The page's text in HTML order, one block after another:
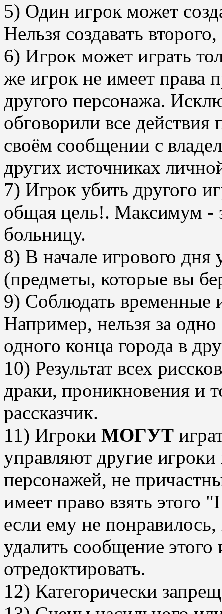
5) Один игрок может
Нельзя создавать
6) Игрок может играть
же игрок не имеет права
другого персонажа.
обговорили все действия
своём сообщении с
других источниках
7) Игрок убить другого
общая цель!. Максимум -
больницу.
8) В начале игрового дня
(предметы, которые вы
9) Соблюдать временные
Например, нельзя за
одного конца города в
10) Результат всех
драки, проникновения и
рассказчик.
11) Игроки МОГУТ
управляют другие игроки
персонажей, не
имеет право взять
если ему не
удалить сообщение этого
отредоктировать.
12) Категорически